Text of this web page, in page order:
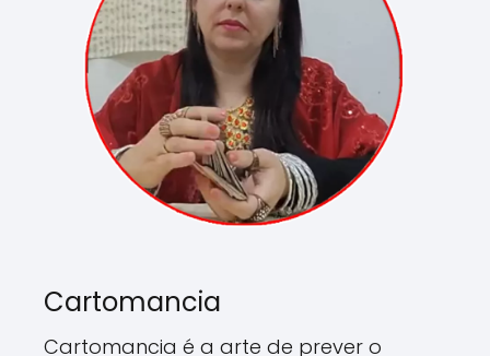
Cartomancia
Cartomancia é a arte de prever o